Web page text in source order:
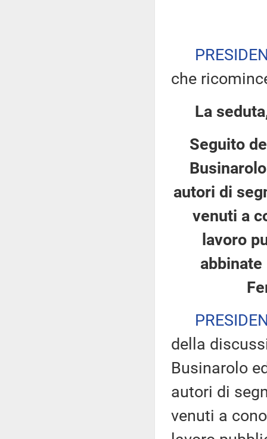
che
La
Seguito
autori di
venuti a
lavoro
della
Businarolo
autori di
venuti a